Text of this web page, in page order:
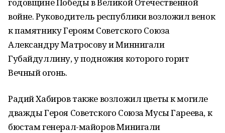
войне. Руководитель республики возложил венок
к памятнику Героям Советского Союза
Александру Матросову и Миннигали
Губайдуллину, у подножия которого горит
Вечный огонь.
Радий Хабиров также возложил цветы к могиле
дважды Героя Советского Союза Мусы Гареева, к
бюстам генерал-майоров Минигали